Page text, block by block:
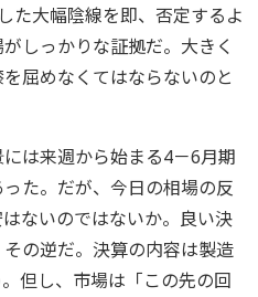
た大幅陰線を即、否定するよ
しっかりな証拠だ。大きく
屈めなくてはならないのと
は来週から始まる4－6月期
た。だが、今日の相場の反
ないのではないか。良い決
の逆だ。決算の内容は製造
但し、市場は「この先の回